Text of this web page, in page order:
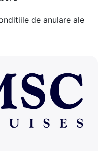
de anulare ale